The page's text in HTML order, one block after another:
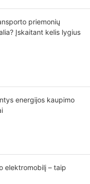
priemonių
Įskaitant kelis lygius
energijos kaupimo
elektromobilį – taip